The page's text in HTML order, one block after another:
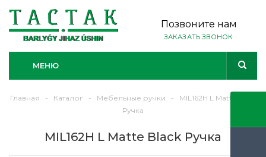
Позвоните нам
ЗАКАЗАТЬ ЗВОНОК
МЕНЮ
Главная - Каталог - Мебельные ручки -
MIL162H L Matte Black
Ручка
MIL162H L Matte Black Ручка